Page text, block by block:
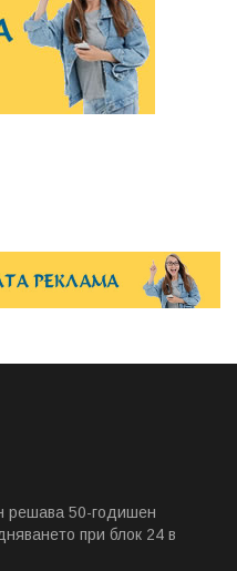
решава 50-годишен
при блок 24 в